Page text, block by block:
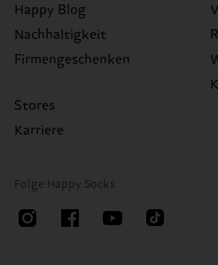
Happy Blog
Nachhaltigkeit
Firmengeschenken
Stores
Karriere
Folge Happy Socks